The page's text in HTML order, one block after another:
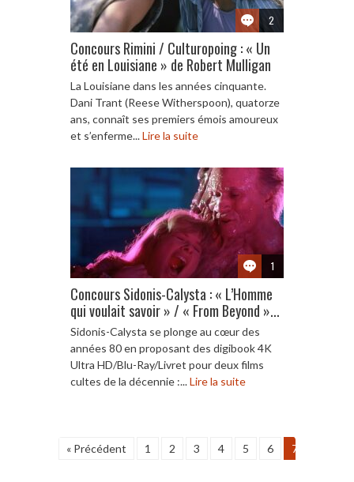
2
Concours Rimini / Culturopoing : « Un
été en Louisiane » de Robert Mulligan
La Louisiane dans les années cinquante.
Dani Trant (Reese Witherspoon), quatorze
ans, connaît ses premiers émois amoureux
et s’enferme...Lire la suite
1
Concours Sidonis-Calysta : « L’Homme
qui voulait savoir » / « From Beyond »...
Sidonis-Calysta se plonge au cœur des
années 80 en proposant des digibook 4K
Ultra HD/Blu-Ray/Livret pour deux films
cultes de la décennie :...Lire la suite
« Précédent 1 2 3 4 5 6 7